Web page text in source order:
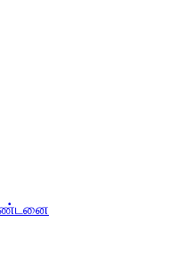
தண்டனை